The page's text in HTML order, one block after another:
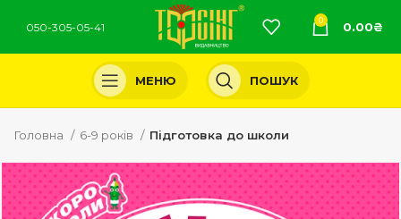
050-305-05-41
0 0.00₴
МЕНЮ ПОШУК
Головна 6-9 років Підготовка до школи